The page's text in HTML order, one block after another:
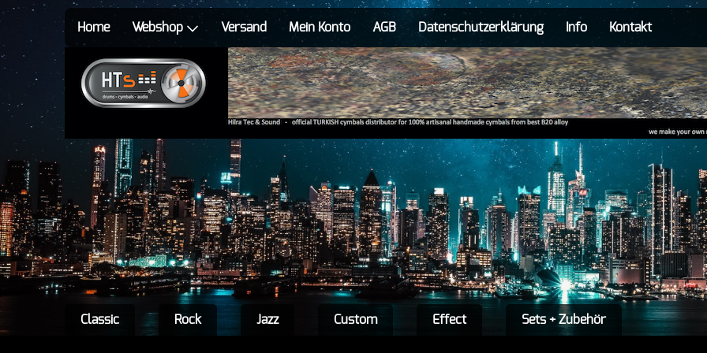
Home Webshop Versand Mein Konto AGB Datenschutzerklärung Info Kontakt
Classic Rock Jazz Custom Effect Sets + Zubehör